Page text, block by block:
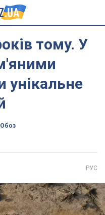
тому. У
унікальне
РУС